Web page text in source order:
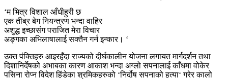
‘म भित्र विशाल आँधीहुरी छ
एक तीब्र बेग नियन्त्रण भन्दा वाहिर
अशुद्ध इच्छासंग पराजित मेरा विचार
अङ्गका अभिलाषालाई सक्तैन गर्न इन्कार। ‘
उक्त पंक्तिहरु आइरहँदा राज्यको दीर्घकालीन योजना लगायत मार्गदर्शन तथा
दिशानिर्देषको अभाबका कारण आकाश भन्दा अग्लो सपनालाई काँधमा वोकेर
पसिना रोप्न विदेश हिंडेका श्रमिकहरुको ‘निर्दोष सपनाको हत्या‘ गरेर कालो